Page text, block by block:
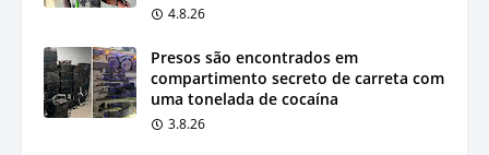
4.8.26
Presos são encontrados em
compartimento secreto de carreta com
uma tonelada de cocaína
3.8.26